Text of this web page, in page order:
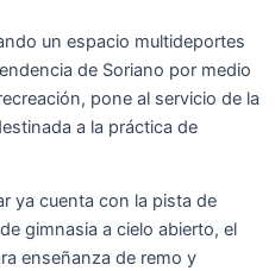
un espacio multideportes
de Soriano por medio
pone al servicio de la
a la práctica de
ya cuenta con la pista de
gimnasia a cielo abierto, el
enseñanza de remo y